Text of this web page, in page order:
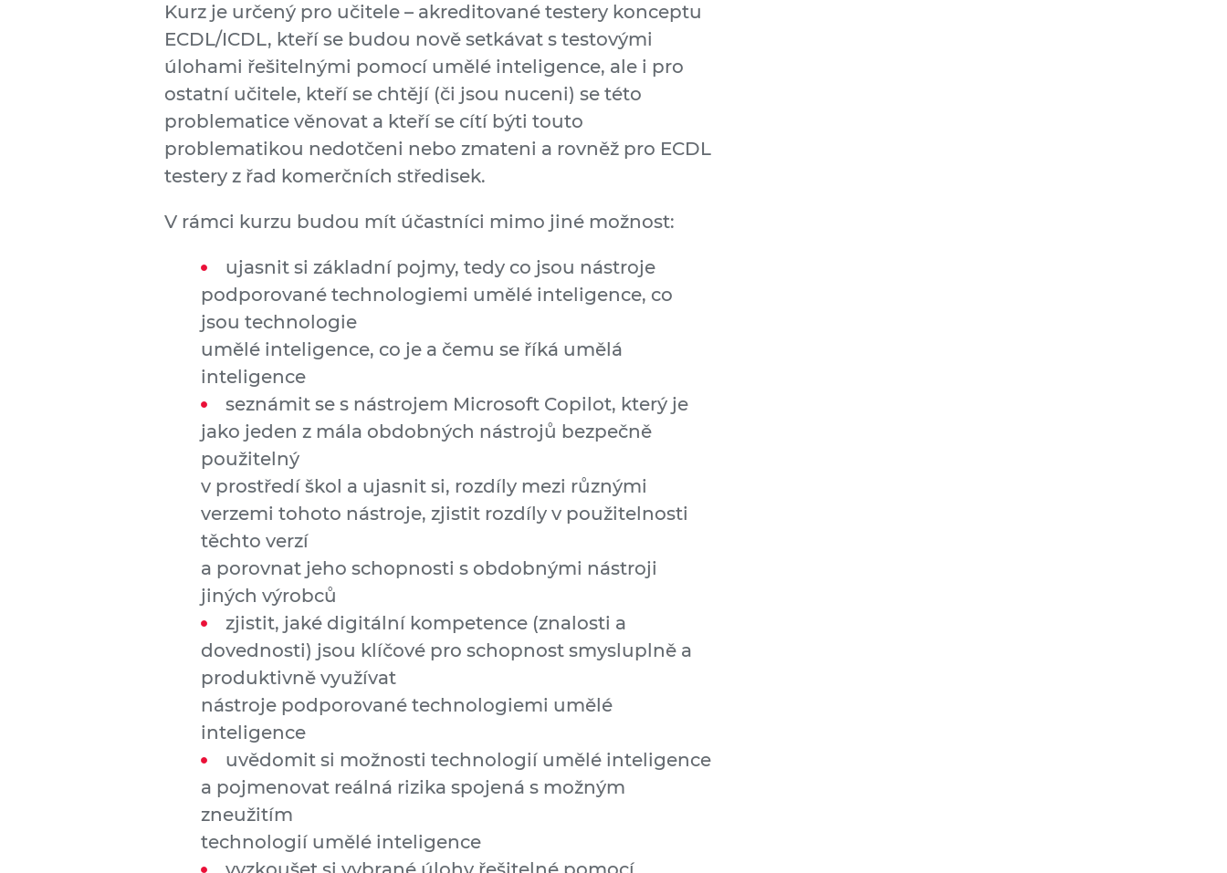
Kurz je určený pro učitele – akreditované testery konceptu
ECDL/ICDL, kteří se budou nově setkávat s testovými
úlohami řešitelnými pomocí umělé inteligence, ale i pro
ostatní učitele, kteří se chtějí (či jsou nuceni) se této
problematice věnovat a kteří se cítí býti touto
problematikou nedotčeni nebo zmateni a rovněž pro ECDL
testery z řad komerčních středisek.
V rámci kurzu budou mít účastníci mimo jiné možnost:
ujasnit si základní pojmy, tedy co jsou nástroje
podporované technologiemi umělé inteligence, co
jsou technologie
umělé inteligence, co je a čemu se říká umělá
inteligence
seznámit se s nástrojem Microsoft Copilot, který je
jako jeden z mála obdobných nástrojů bezpečně
použitelný
v prostředí škol a ujasnit si, rozdíly mezi různými
verzemi tohoto nástroje, zjistit rozdíly v použitelnosti
těchto verzí
a porovnat jeho schopnosti s obdobnými nástroji
jiných výrobců
zjistit, jaké digitální kompetence (znalosti a
dovednosti) jsou klíčové pro schopnost smysluplně a
produktivně využívat
nástroje podporované technologiemi umělé
inteligence
uvědomit si možnosti technologií umělé inteligence
a pojmenovat reálná rizika spojená s možným
zneužitím
technologií umělé inteligence